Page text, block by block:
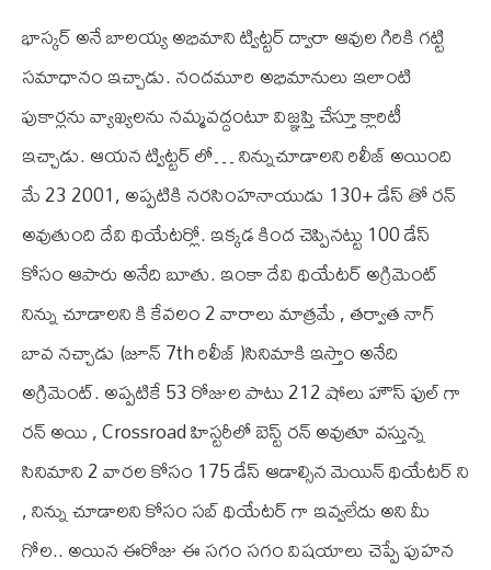
భాస్కర్ అనే బాలయ్య అభిమాని ట్విట్టర్ ద్వారా ఆవుల గిరికి గట్టి
సమాధానం ఇచ్చాడు. నందమూరి అభిమానులు ఇలాంటి
పుకార్లను వ్యాఖ్యలను నమ్మవద్దంటూ విజ్ఞప్తి చేస్తూ క్లారిటీ
ఇచ్చాడు. ఆయన ట్విట్టర్ లో… నిన్నుచూడాలని రిలీజ్ అయింది
మే 23 2001, అప్పటికి నరసింహనాయుడు 130+ డేస్ తో రన్
అవుతుంది దేవి థియేటర్లో. ఇక్కడ కింద చెప్పినట్టు 100 డేస్
కోసం ఆపారు అనేది బూతు. ఇంకా దేవి థియేటర్ అగ్రిమెంట్
నిన్ను చూడాలని కి కేవలం 2 వారాలు మాత్రమే , తర్వాత నాగ్
బావ నచ్చాడు (జూన్ 7th రిలీజ్ )సినిమాకి ఇస్తాం అనేది
అగ్రిమెంట్. అప్పటికే 53 రోజుల పాటు 212 షోలు హౌస్ ఫుల్ గా
రన్ అయి , Crossroad హిస్టరీలో బెస్ట్ రన్ అవుతూ వస్తున్న
సినిమాని 2 వారల కోసం 175 డేస్ ఆడాల్సిన మెయిన్ థియేటర్ ని
, నిన్ను చూడాలని కోసం సబ్ థియేటర్ గా ఇవ్వలేదు అని మీ
గోల.. అయిన ఈరోజు ఈ సగం సగం విషయాలు చెప్పే పుహన